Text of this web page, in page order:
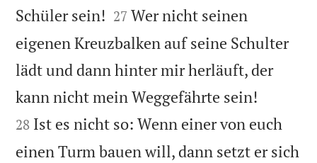
Schüler sein! 

27 Wer nicht seinen
eigenen Kreuzbalken auf seine Schulter
lädt und dann hinter mir herläuft, der
kann nicht mein Weggefährte sein!
28 Ist es nicht so: Wenn einer von euch
einen Turm bauen will, dann setzt er sich